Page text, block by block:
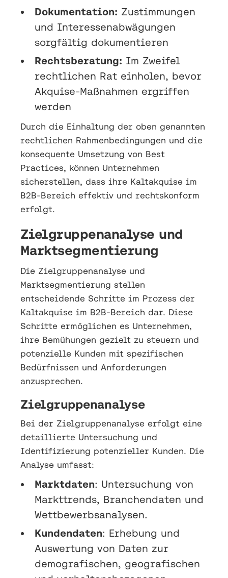
Dokumentation: Zustimmungen
und Interessenabwägungen
sorgfältig dokumentieren
Rechtsberatung: Im Zweifel
rechtlichen Rat einholen, bevor
Akquise-Maßnahmen ergriffen
werden
Durch die Einhaltung der oben genannten
rechtlichen Rahmenbedingungen und die
konsequente Umsetzung von Best
Practices, können Unternehmen
sicherstellen, dass ihre Kaltakquise im
B2B-Bereich effektiv und rechtskonform
erfolgt.
Zielgruppenanalyse und
Marktsegmentierung
Die Zielgruppenanalyse und
Marktsegmentierung stellen
entscheidende Schritte im Prozess der
Kaltakquise im B2B-Bereich dar. Diese
Schritte ermöglichen es Unternehmen,
ihre Bemühungen gezielt zu steuern und
potenzielle Kunden mit spezifischen
Bedürfnissen und Anforderungen
anzusprechen.
Zielgruppenanalyse
Bei der Zielgruppenanalyse erfolgt eine
detaillierte Untersuchung und
Identifizierung potenzieller Kunden. Die
Analyse umfasst:
Marktdaten: Untersuchung von
Markttrends, Branchendaten und
Wettbewerbsanalysen.
Kundendaten: Erhebung und
Auswertung von Daten zur
demografischen, geografischen